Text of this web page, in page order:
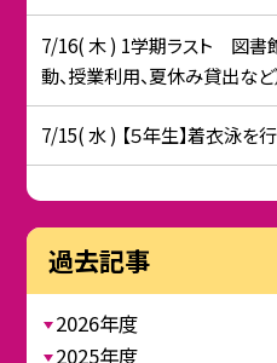
7/16( 木 ) 1学期ラスト 図書
動、授業利用、夏休み貸出など
7/15( 水 ) 【５年生】着衣泳を行
過去記事
2026年度
2025年度